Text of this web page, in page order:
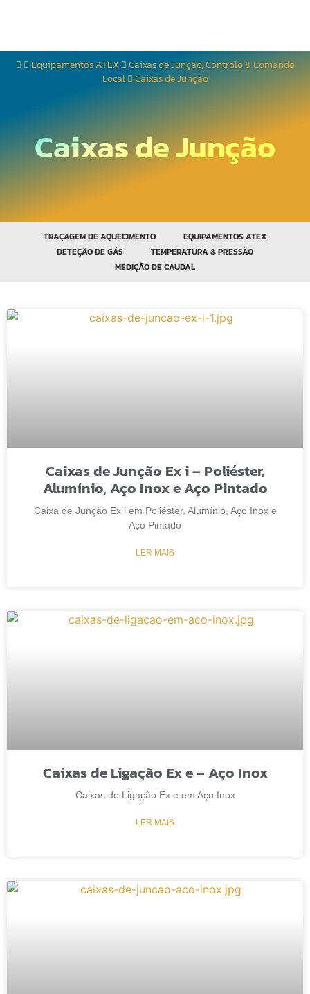
Equipamentos ATEX
Caixas de Junção, Controlo & Comando
Local
Caixas de Junção
Caixas de Junção
TRAÇAGEM DE AQUECIMENTO
EQUIPAMENTOS ATEX
DETEÇÃO DE GÁS
TEMPERATURA & PRESSÃO
MEDIÇÃO DE CAUDAL
Caixas de Junção Ex i – Poliéster,
Alumínio, Aço Inox e Aço Pintado
Caixa de Junção Ex i em Poliéster, Alumínio, Aço Inox e
Aço Pintado
LER MAIS
Caixas de Ligação Ex e – Aço Inox
Caixas de Ligação Ex e em Aço Inox
LER MAIS